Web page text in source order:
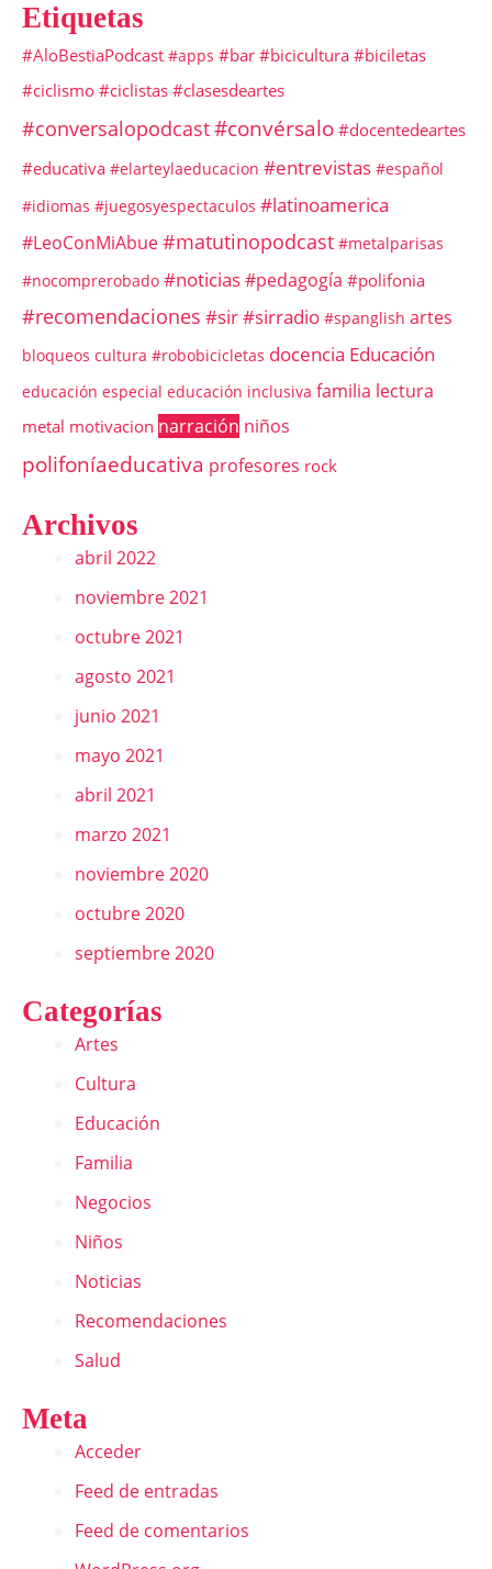
Etiquetas
#AloBestiaPodcast #apps #bar #bicicultura #biciletas
#ciclismo #ciclistas #clasesdeartes
#conversalopodcast#convérsalo #docentedeartes
#educativa #elarteylaeducacion #entrevistas #español
#idiomas #juegosyespectaculos #latinoamerica
#LeoConMiAbue#matutinopodcast #metalparisas
#nocomprerobado #noticias#pedagogía #polifonia
#recomendaciones #sir#sirradio #spanglish artes
bloqueos cultura #robobicicletas docencia Educación
educación especial educación inclusiva familia lectura
metal motivacion narración niños
polifoníaeducativa profesores rock
Archivos
abril 2022
noviembre 2021
octubre 2021
agosto 2021
junio 2021
mayo 2021
abril 2021
marzo 2021
noviembre 2020
octubre 2020
septiembre 2020
Categorías
Artes
Cultura
Educación
Familia
Negocios
Niños
Noticias
Recomendaciones
Salud
Meta
Acceder
Feed de entradas
Feed de comentarios